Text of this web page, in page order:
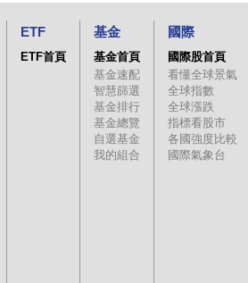
ETF
ETF首頁
基金
基金首頁
基金速配
智慧篩選
基金排行
基金總覽
自選基金
我的組合
國際
國際股首頁
看懂全球景氣
全球指數
全球漲跌
指標看股市
各國強度比較
國際氣象台